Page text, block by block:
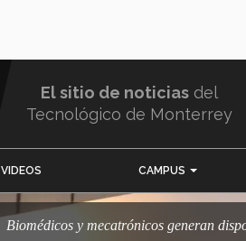
El sitio de noticias del
Tecnológico de Monterrey
VIDEOS CAMPUS
Biomédicos y mecatrónicos generan